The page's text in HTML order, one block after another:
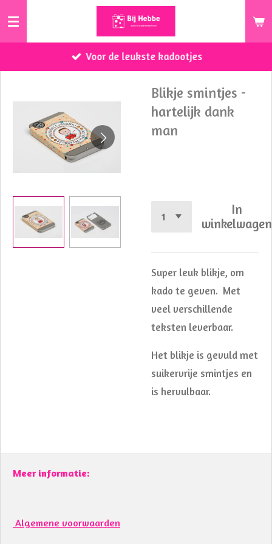
Ga
de
Voor de leukste kadootjes
Blikje smintjes -
hartelijk dank
man
In
winkelwagen
Super leuk blikje, om
kado te geven. Met
veel verschillende
teksten leverbaar.
Het blikje is gevuld met
suikervrije smintjes en
is hervulbaar.
Meer informatie:
Algemene voorwaarden